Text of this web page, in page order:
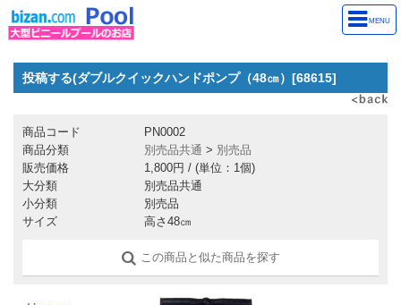
MENU
投稿する(ダブルクイックハンドポンプ（48㎝）[68615]
商品コード
PN0002
商品分類
別売品共通 > 別売品
販売価格
1,800円 / (単位：1個)
大分類
別売品共通
小分類
別売品
サイズ
高さ48㎝
この商品と似た商品を探す